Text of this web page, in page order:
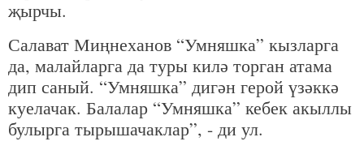
җырчы.
Салават Миңнеханов “Умняшка” кызларга
да, малайларга да туры килә торган атама
дип саный. “Умняшка” дигән герой үзәккә
куелачак. Балалар “Умняшка” кебек акыллы
булырга тырышачаклар”, - ди ул.